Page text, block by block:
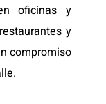
oficinas y
y
compromiso